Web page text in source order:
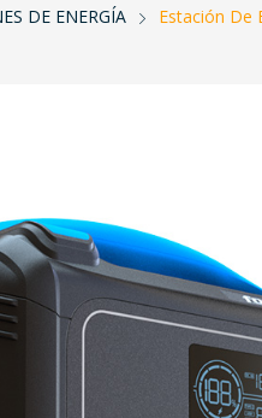
DE ENERGÍA Estación De